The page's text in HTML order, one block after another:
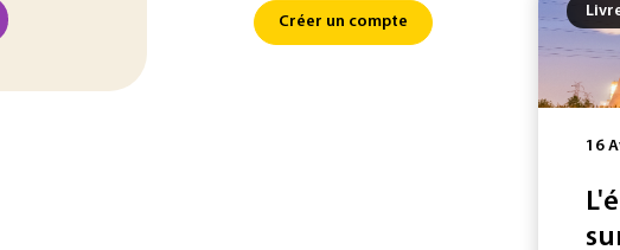
Créer un compte
16